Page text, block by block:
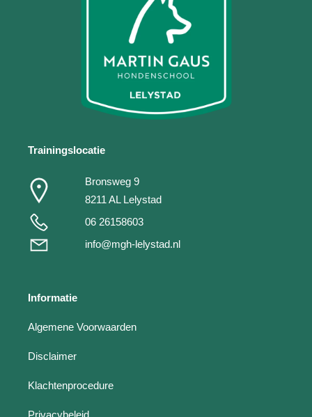
Trainingslocatie
Bronsweg 9
8211 AL Lelystad
06 26158603
info@mgh-lelystad.nl
Informatie
Algemene Voorwaarden
Disclaimer
Klachtenprocedure
Privacybeleid